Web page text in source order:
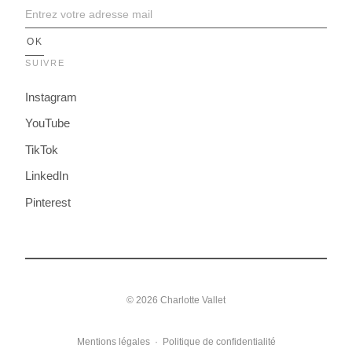
SUIVRE
Instagram
YouTube
TikTok
LinkedIn
Pinterest
© 2026 Charlotte Vallet
Mentions légales· Politique de confidentialité